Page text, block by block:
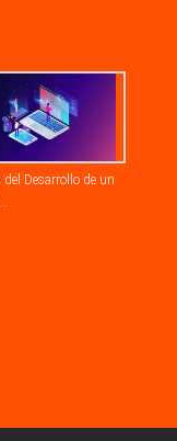
del Desarrollo de un